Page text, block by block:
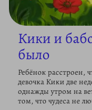
Кики и
было
Ребёнок расстроен,
девочка Кики две
однажды утром на
том, что чудеса не